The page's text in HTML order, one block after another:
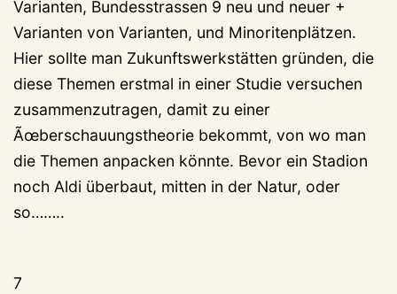
Varianten, Bundesstrassen 9 neu und neuer +
Varianten von Varianten, und Minoritenplätzen.
Hier sollte man Zukunftswerkstätten gründen, die
diese Themen erstmal in einer Studie versuchen
zusammenzutragen, damit zu einer
Ãœberschauungstheorie bekommt, von wo man
die Themen anpacken könnte. Bevor ein Stadion
noch Aldi überbaut, mitten in der Natur, oder
so……..
7